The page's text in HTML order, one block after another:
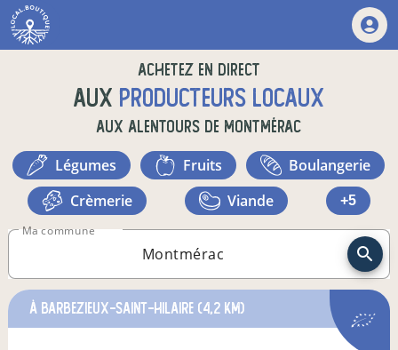
Achetez en direct
auxproducteurs locaux
aux alentours de Montmérac
légumes fruits
boulangerie
crèmerie
viande +5
Ma commune
à Barbezieux-Saint-Hilaire (4,2 km)